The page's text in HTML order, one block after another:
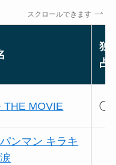
スクロールできます
独
占
THE MOVIE ◯
ンマン キラキ